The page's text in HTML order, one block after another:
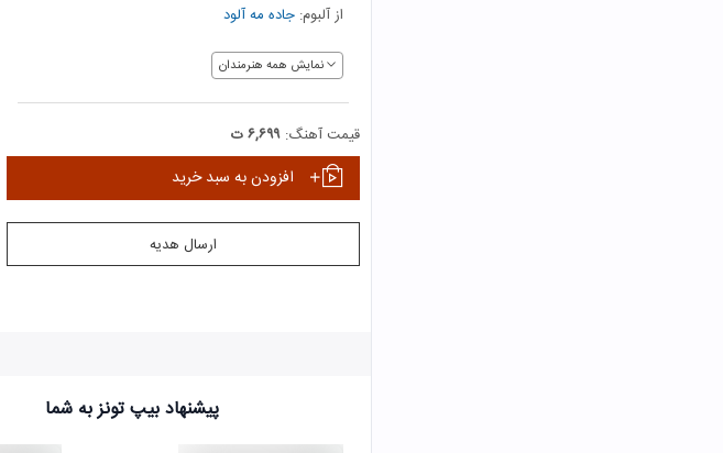
از آلبوم: جاده مه آلود
نمایش همه هنرمندان
قیمت آهنگ: ۶,۶۹۹ ت
افزودن به سبد خرید
ارسال هدیه
پیشنهاد بیپ تونز به شما